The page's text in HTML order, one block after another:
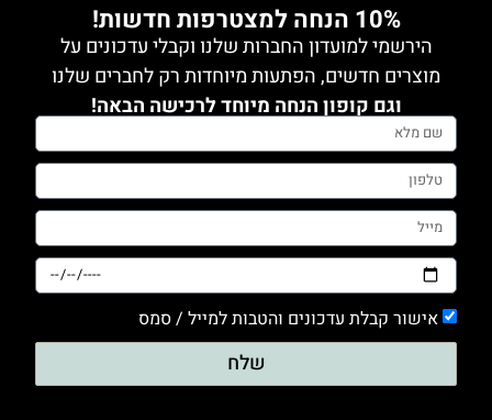
10% הנחה למצטרפות חדשות!
הירשמי למועדון החברות שלנו וקבלי עדכונים על
מוצרים חדשים, הפתעות מיוחדות רק לחברים שלנו
וגם קופון הנחה מיוחד לרכישה הבאה!
אישור קבלת עדכונים והטבות למייל / סמס
שלח